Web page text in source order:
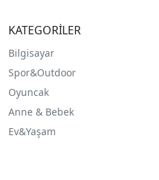
KATEGORİLER
Bilgisayar
Spor&Outdoor
Oyuncak
Anne & Bebek
Ev&Yaşam